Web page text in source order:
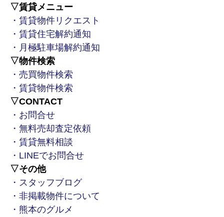
▽賃貸メニュー
・賃貸物件リクエスト
・賃貸住宅解約通知
・月極駐車場解約通知
▽物件検索
・売買物件検索
・賃貸物件検索
▽CONTACT
・お問合せ
・無料売却査定依頼
・賃貸無料相談
・LINEでお問合せ
▽その他
・スタッフブログ
・非掲載物件について
・熊本のグルメ